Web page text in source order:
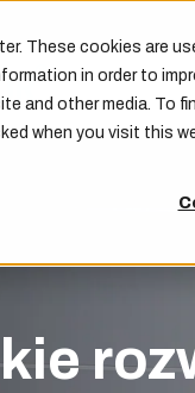
These cookies are
in order to
and other media. To
when you visit this